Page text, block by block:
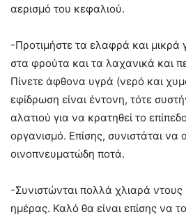
αερισμό του κεφαλιού.
-Προτιμήστε τα ελαφρά και
στα φρούτα και τα λαχανικά και
Πίνετε άφθονα υγρά (νερό και
εφίδρωση είναι έντονη, τότε
αλατιού για να κρατηθεί το
οργανισμό. Επίσης, συνιστάται να
οινοπνευματώδη ποτά.
-Συνιστώνται πολλά χλιαρά ντους
ημέρας. Καλό θα είναι επίσης να